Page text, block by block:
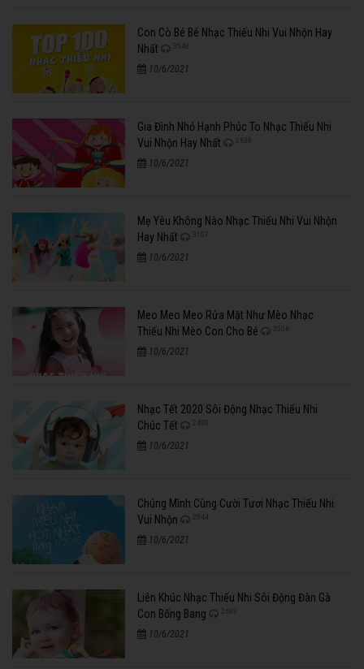
Con Cò Bé Bé Nhạc Thiếu Nhi Vui Nhộn Hay
Nhất
3548
10/6/2021
Gia Đình Nhỏ Hạnh Phúc To Nhạc Thiếu Nhi
Vui Nhộn Hay Nhất
2638
10/6/2021
Mẹ Yêu Không Nào Nhạc Thiếu Nhi Vui Nhộn
Hay Nhất
3107
10/6/2021
Meo Meo Meo Rửa Mặt Như Mèo Nhạc
Thiếu Nhi Mèo Con Cho Bé
3506
10/6/2021
Nhạc Tết 2020 Sôi Động Nhạc Thiếu Nhi
Chúc Tết
2498
10/6/2021
Chúng Mình Cùng Cười Tươi Nhạc Thiếu Nhi
Vui Nhộn
2944
10/6/2021
Liên Khúc Nhạc Thiếu Nhi Sôi Động Đàn Gà
Con Bống Bang
2693
10/6/2021